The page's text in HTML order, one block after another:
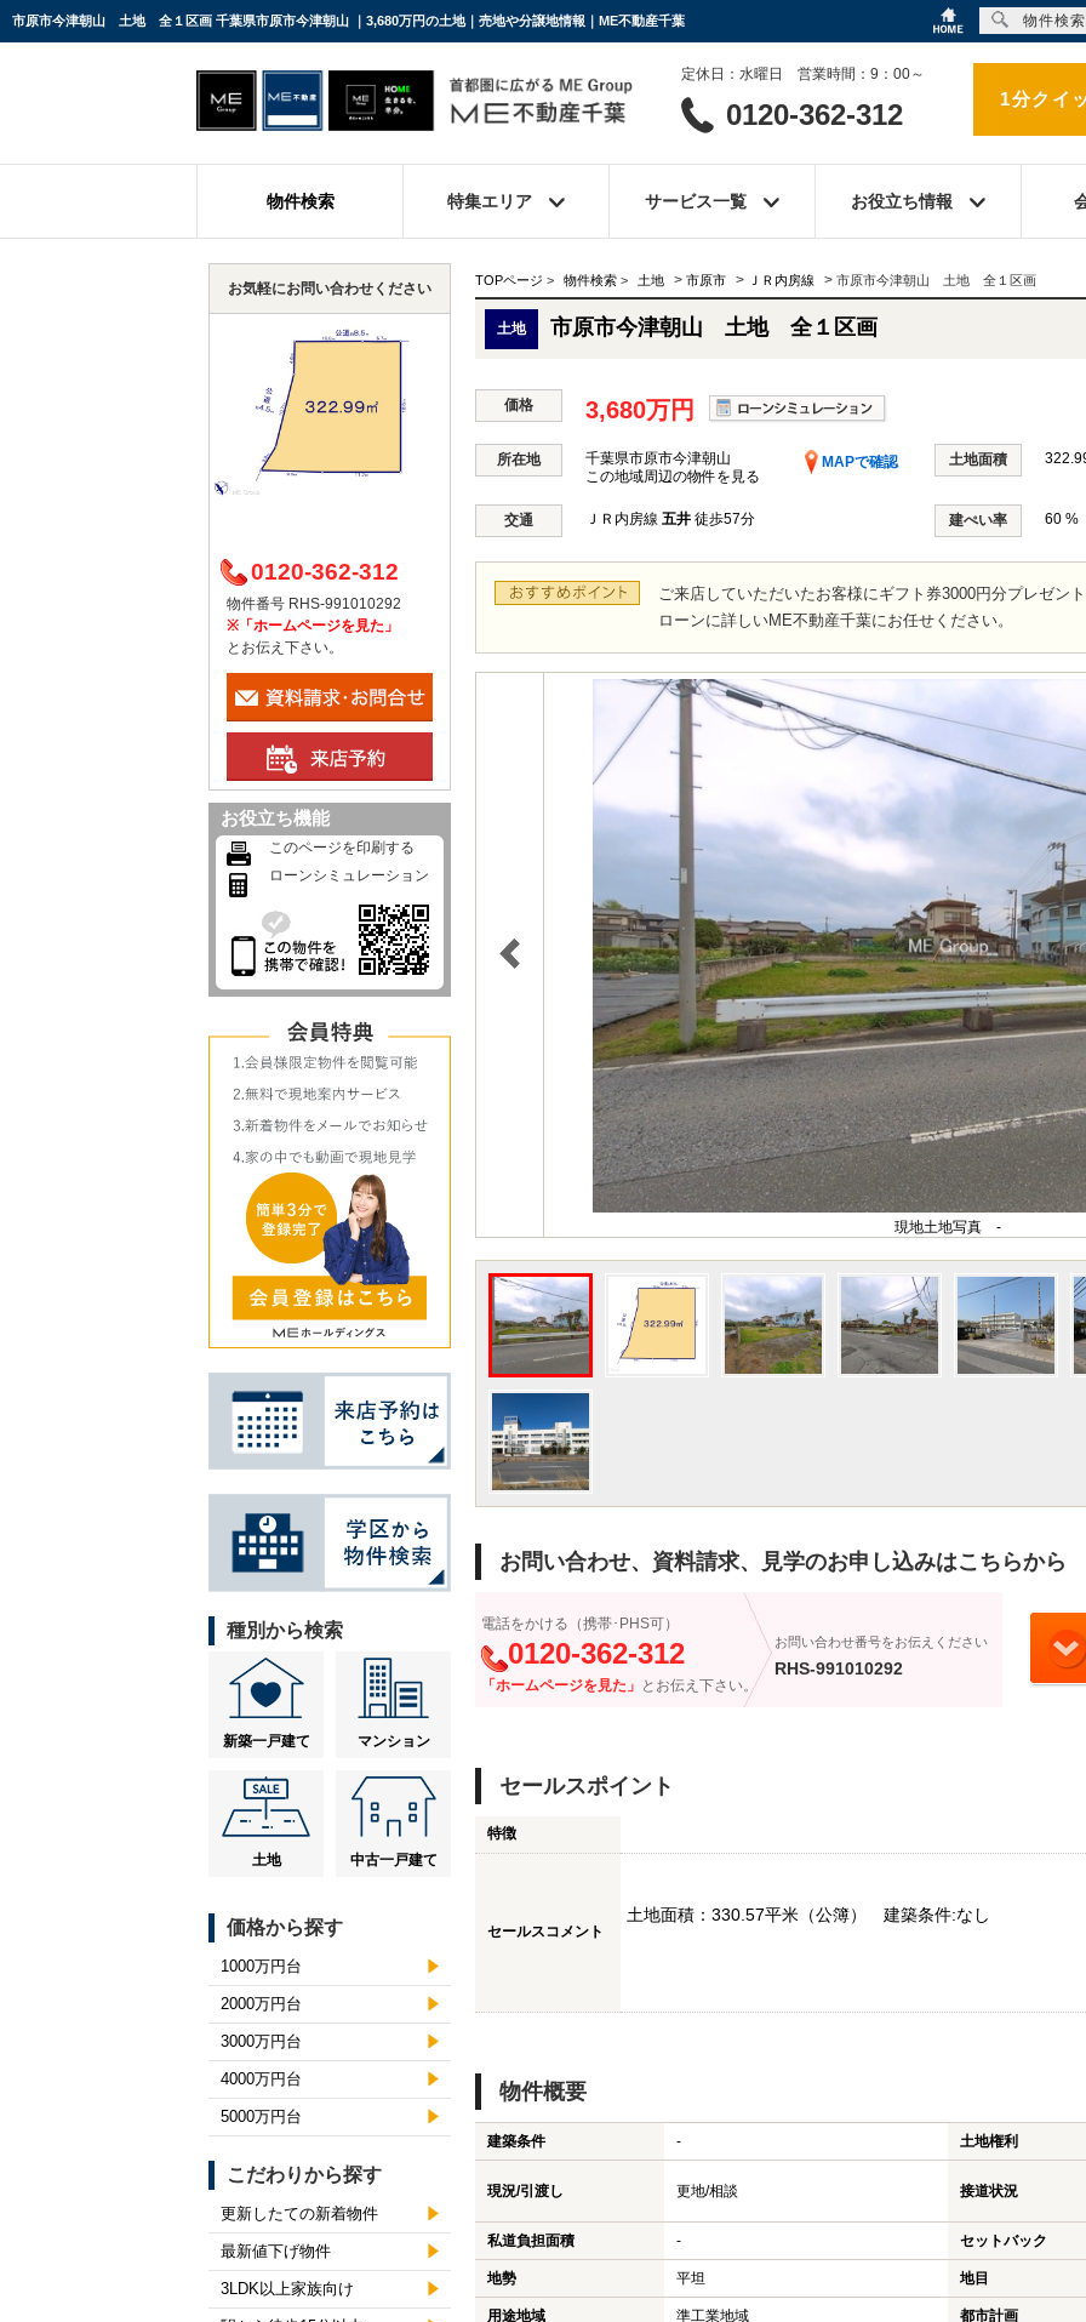
市原市今津朝山 土地 全１区画 千葉県市原市今津朝山 ｜3,680万円の土地｜売地や分譲地情報｜ME不動産千葉
定休日：水曜日 営業時間：9：00～
0120-362-312 1分クイ
物件検索 特集エリア サービス一覧 お役立ち情報
TOPページ > 物件検索 > 土地 > 市原市 > ＪＲ内房線 > 市原市今津朝山 土地 全１区画
土地 市原市今津朝山 土地 全１区画
価格 3,680万円
所在地 千葉県市原市今津朝山
MAPで確認
この地域周辺の物件を見る
土地面積
交通 ＪＲ内房線 五井 徒歩57分 建ぺい率 60 %
ご来店していただいたお客様にギフト券3000円分プレゼン
ローンに詳しいME不動産千葉にお任せください。
現地土地写真 -
お問い合わせ、資料請求、見学のお申し込みはこちらから
電話をかける（携帯･PHS可）
0120-362-312
「ホームページを見た」 とお伝え下さい。
お問い合わせ番号をお伝えください
RHS-991010292
セールスポイント
特徴
セールスコメント
土地面積：330.57平米（公簿） 建築条件:なし
物件概要
建築条件 - 土地権利
現況/引渡し 更地/相談 接道状況
私道負担面積 - セットバック
地勢 平坦 地目
用途地域 準工業地域 都市計画
お気軽にお問い合わせください
0120-362-312
物件番号 RHS-991010292
※「ホームページを見た」
とお伝え下さい。
お役立ち機能
このページを印刷する
ローンシミュレーション
種別から検索
新築一戸建て マンション
土地 中古一戸建て
価格から探す
1000万円台
2000万円台
3000万円台
4000万円台
5000万円台
こだわりから探す
更新したての新着物件
最新値下げ物件
3LDK以上家族向け
物件検索